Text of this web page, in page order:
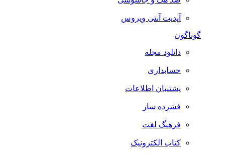
آپدیت آنتی ویروس
گوناگون
دانلود مجله
حسابداری
پشتیبان اطلاعات
فشرده ساز
فرهنگ لغت
کتاب الکترونیک